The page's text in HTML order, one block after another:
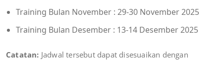
Training Bulan November : 29-30 November 2025
Training Bulan Desember : 13-14 Desember 2025
Catatan: Jadwal tersebut dapat disesuaikan dengan